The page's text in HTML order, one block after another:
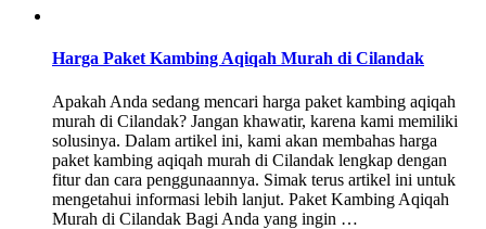
Harga Paket Kambing Aqiqah Murah di Cilandak
Apakah Anda sedang mencari harga paket kambing aqiqah
murah di Cilandak? Jangan khawatir, karena kami memiliki
solusinya. Dalam artikel ini, kami akan membahas harga
paket kambing aqiqah murah di Cilandak lengkap dengan
fitur dan cara penggunaannya. Simak terus artikel ini untuk
mengetahui informasi lebih lanjut. Paket Kambing Aqiqah
Murah di Cilandak Bagi Anda yang ingin …